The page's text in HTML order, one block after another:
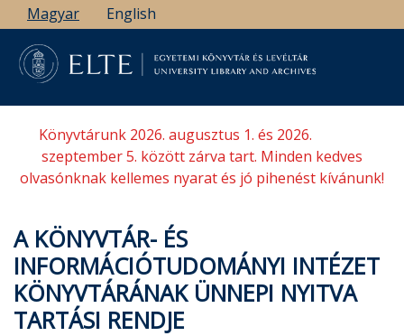
Ugrás
a
tartalomra
Magyar English
Könyvtárunk 2026. augusztus 1. és 2026.
szeptember 5. között zárva tart. Minden kedves
olvasónknak kellemes nyarat és jó pihenést kívánunk!
A KÖNYVTÁR- ÉS
INFORMÁCIÓTUDOMÁNYI INTÉZET
KÖNYVTÁRÁNAK ÜNNEPI NYITVA
TARTÁSI RENDJE